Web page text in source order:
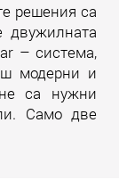
решения са
двужилната
– система,
модерни и
са нужни
Само две